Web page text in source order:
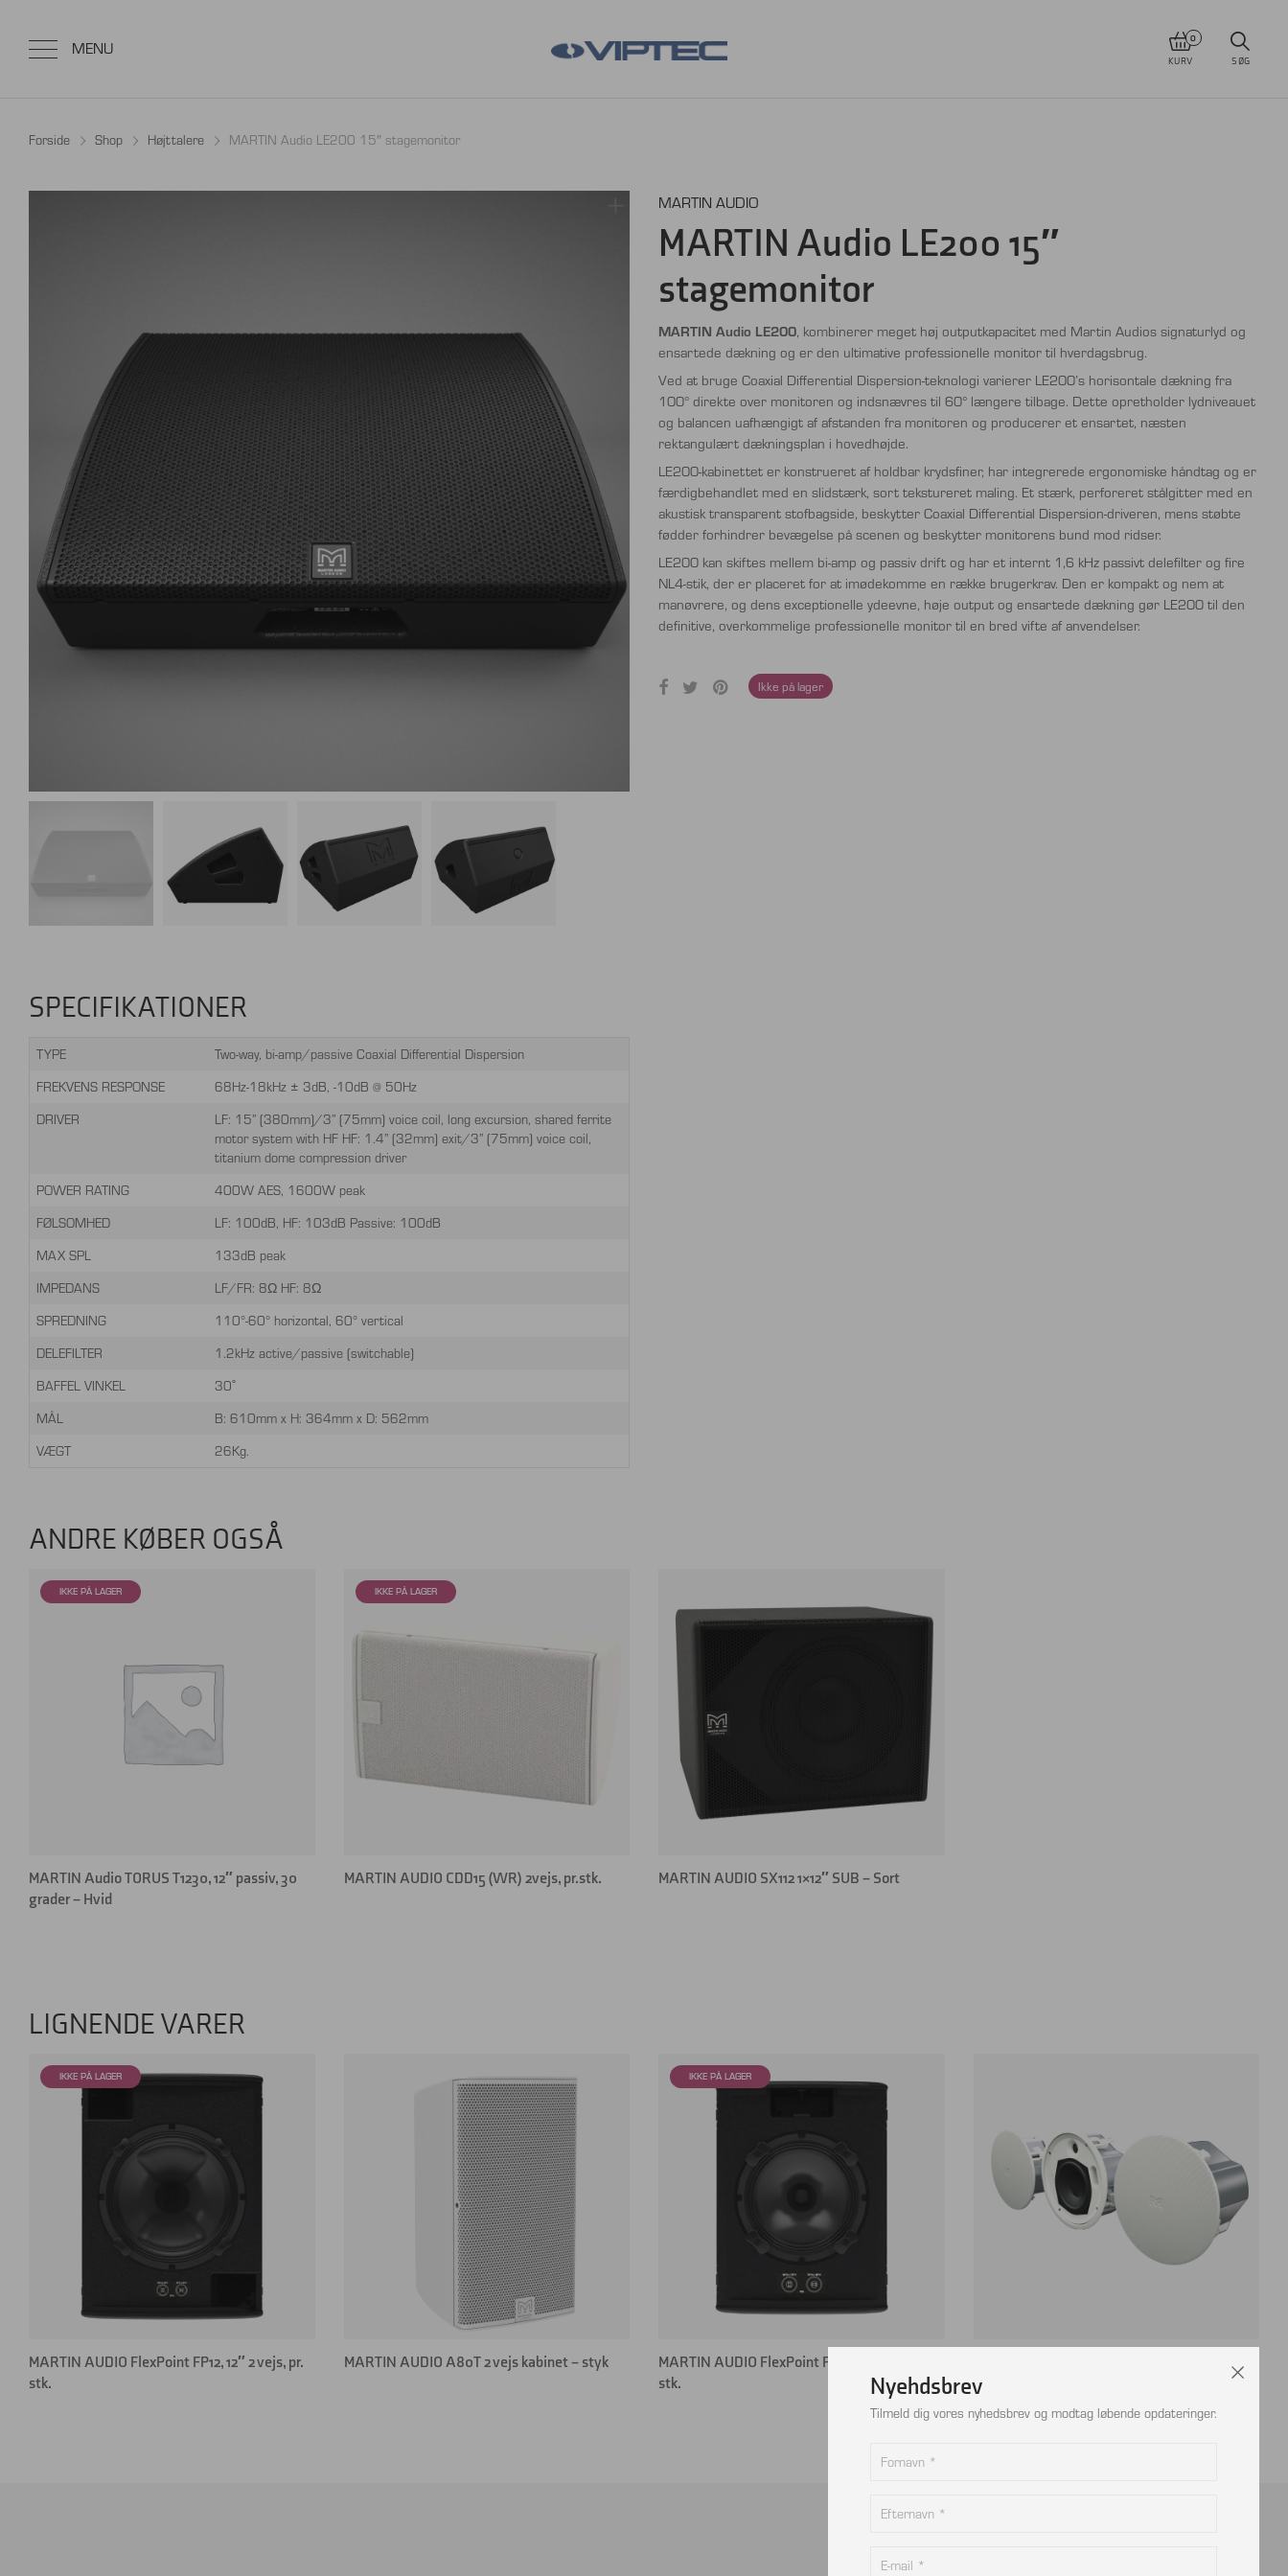
0
KURV SØG
Forside Shop Højttalere MARTIN Audio LE200 15″ stagemonitor
MARTIN AUDIO
MARTIN Audio LE200 15″
stagemonitor
MARTIN Audio LE200, kombinerer meget høj outputkapacitet med Martin Audios signaturlyd og
ensartede dækning og er den ultimative professionelle monitor til hverdagsbrug.
Ved at bruge Coaxial Differential Dispersion-teknologi varierer LE200’s horisontale dækning fra
100° direkte over monitoren og indsnævres til 60° længere tilbage. Dette opretholder lydniveauet
og balancen uafhængigt af afstanden fra monitoren og producerer et ensartet, næsten
rektangulært dækningsplan i hovedhøjde.
LE200-kabinettet er konstrueret af holdbar krydsfiner, har integrerede ergonomiske håndtag og er
færdigbehandlet med en slidstærk, sort tekstureret maling. Et stærk, perforeret stålgitter med en
akustisk transparent stofbagside, beskytter Coaxial Differential Dispersion-driveren, mens støbte
fødder forhindrer bevægelse på scenen og beskytter monitorens bund mod ridser.
LE200 kan skiftes mellem bi-amp og passiv drift og har et internt 1,6 kHz passivt delefilter og fire
NL4-stik, der er placeret for at imødekomme en række brugerkrav. Den er kompakt og nem at
manøvrere, og dens exceptionelle ydeevne, høje output og ensartede dækning gør LE200 til den
definitive, overkommelige professionelle monitor til en bred vifte af anvendelser.
Ikke på lager
SPECIFIKATIONER
TYPE
Two-way, bi-amp/passive Coaxial Differential Dispersion
FREKVENS RESPONSE
68Hz-18kHz ± 3dB, -10dB @ 50Hz
DRIVER
LF: 15” (380mm)/3” (75mm) voice coil, long excursion, shared ferrite
motor system with HF HF: 1.4” (32mm) exit/3” (75mm) voice coil,
titanium dome compression driver
POWER RATING
400W AES, 1600W peak
FØLSOMHED
LF: 100dB, HF: 103dB Passive: 100dB
MAX SPL
133dB peak
IMPEDANS
LF/FR: 8Ω HF: 8Ω
SPREDNING
110°-60° horizontal, 60° vertical
DELEFILTER
1.2kHz active/passive (switchable)
BAFFEL VINKEL
30˚
MÅL
B: 610mm x H: 364mm x D: 562mm
VÆGT
26Kg.
ANDRE KØBER OGSÅ
MARTIN Audio TORUS T1230, 12″ passiv, 30
grader – Hvid
MARTIN AUDIO CDD15 (WR) 2vejs, pr.stk. MARTIN AUDIO SX112 1×12″ SUB – Sort
LIGNENDE VARER
MARTIN AUDIO FlexPoint FP12, 12″ 2 vejs, pr.
stk.
MARTIN AUDIO A80T 2 vejs kabinet – styk
MARTIN AUDIO FlexPoint FP8, 8″ 2 vejs, pr.
stk.
MARTIN AUDIO ACS40TS 2 vejs indbygning –
sælges kun i par
Nyehdsbrev
Tilmeld dig vores nyhedsbrev og modtag løbende opdateringer.